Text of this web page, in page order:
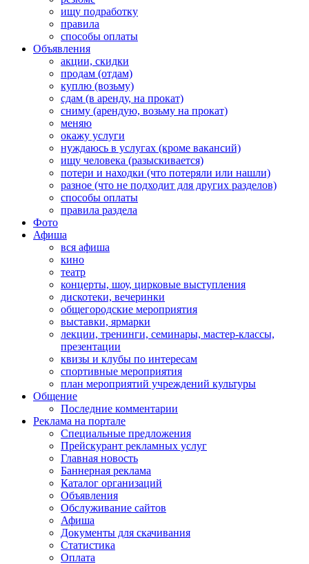
ищу подработку
правила
способы оплаты
Объявления
акции, скидки
продам (отдам)
куплю (возьму)
сдам (в аренду, на прокат)
сниму (арендую, возьму на прокат)
меняю
окажу услуги
нуждаюсь в услугах (кроме вакансий)
ищу человека (разыскивается)
потери и находки (что потеряли или нашли)
разное (что не подходит для других разделов)
способы оплаты
правила раздела
Фото
Афиша
вся афиша
кино
театр
концерты, шоу, цирковые выступления
дискотеки, вечеринки
общегородские мероприятия
выставки, ярмарки
лекции, тренинги, семинары, мастер-классы,
презентации
квизы и клубы по интересам
спортивные мероприятия
план мероприятий учреждений культуры
Общение
Последние комментарии
Реклама на портале
Специальные предложения
Прейскурант рекламных услуг
Главная новость
Баннерная реклама
Каталог организаций
Объявления
Обслуживание сайтов
Афиша
Документы для скачивания
Статистика
Оплата